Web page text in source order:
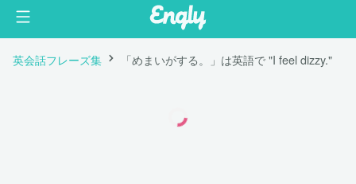
英会話フレーズ集 「めまいがする。」は英語で "I feel dizzy."